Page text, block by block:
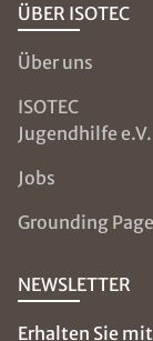
ÜBER ISOTEC
Über uns
ISOTEC
Jugendhilfe e.V.
Jobs
Grounding Page
NEWSLETTER
Erhalten Sie